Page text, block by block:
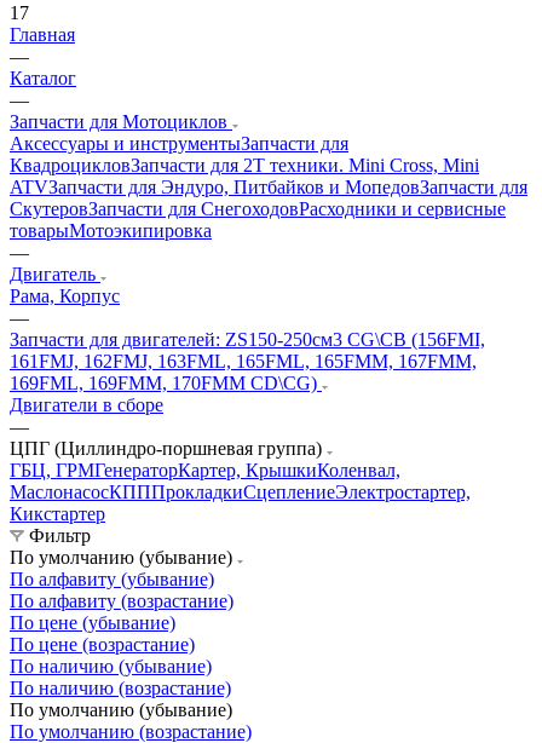
17
Главная
—
Каталог
—
Запчасти для Мотоциклов
Аксессуары и инструментыЗапчасти для
КвадроцикловЗапчасти для 2T техники. Mini Cross, Mini
ATVЗапчасти для Эндуро, Питбайков и МопедовЗапчасти для
СкутеровЗапчасти для СнегоходовРасходники и сервисные
товарыМотоэкипировка
—
Двигатель
Рама, Корпус
—
Запчасти для двигателей: ZS150-250см3 CG\CB (156FMI,
161FMJ, 162FMJ, 163FML, 165FML, 165FMM, 167FMM,
169FML, 169FMM, 170FMM CD\CG)
Двигатели в сборе
—
ЦПГ (Циллиндро-поршневая группа)
ГБЦ, ГРМГенераторКартер, КрышкиКоленвал,
МаслонасосКПППрокладкиСцеплениеЭлектростартер,
Кикстартер
Фильтр
По умолчанию (убывание)
По алфавиту (убывание)
По алфавиту (возрастание)
По цене (убывание)
По цене (возрастание)
По наличию (убывание)
По наличию (возрастание)
По умолчанию (убывание)
По умолчанию (возрастание)